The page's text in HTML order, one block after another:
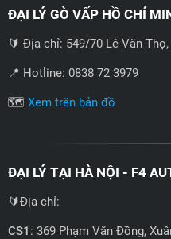
ĐẠI LÝ GÒ VẤP HỒ CHÍ
🔰 Địa chỉ: 549/70 Lê Văn Thọ,
📍 Hotline: 0838 72 3979
🗺️ Xem trên bản đồ
ĐẠI LÝ TẠI HÀ NỘI - F4
🔰Địa chỉ:
CS1 : 369 Phạm Văn Đồng,